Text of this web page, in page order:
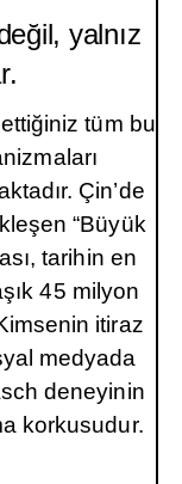
yalnız
tüm bu
Çin’de
“Büyük
tarihin en
45 milyon
itiraz
medyada
deneyinin
korkusudur.